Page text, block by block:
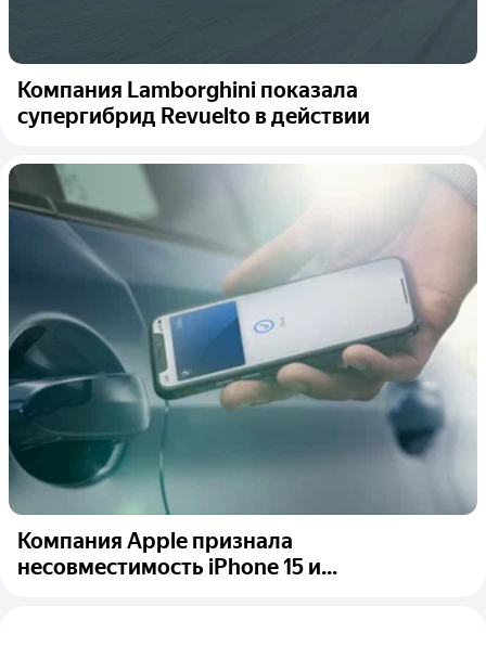
Компания Lamborghini показала
супергибрид Revuelto в действии
Компания Apple признала
несовместимость iPhone 15 и...